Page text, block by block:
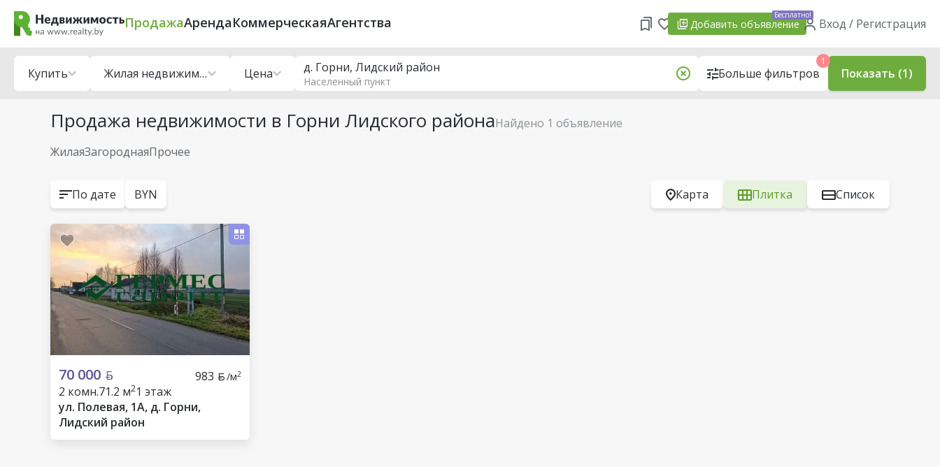
ПродажаАрендаКоммерческаяАгентства Добавить объявление
Бесплатно!
Вход / Регистрация
Продажа недвижимости в Горни Лидского районаНайдено 1 объявление
ЖилаяЗагороднаяПрочее
Купить Жилая недвижимость Цена д. Горни, Лидский район
Населенный пункт Больше фильтров
1
Показать (1)
По дате BYN Карта Плитка Список
70 000 983 /м2
2 комн.71.2 м21 этаж
ул. Полевая, 1А, д. Горни,
Лидский район